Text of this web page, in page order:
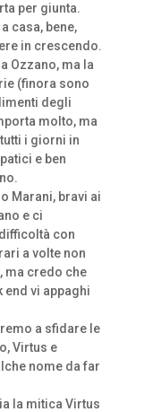
per giunta.
casa, bene,
in crescendo.
Ozzano, ma la
(finora sono
degli
molto, ma
i giorni in
e ben
Marani, bravi ai
e ci
con
a volte non
ma credo che
end vi appaghi
a sfidare le
Virtus e
nome da far
la mitica Virtus